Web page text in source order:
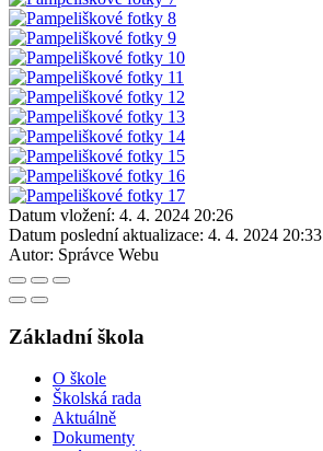
Datum vložení: 4. 4. 2024 20:26
Datum poslední aktualizace: 4. 4. 2024 20:33
Autor: Správce Webu
Základní škola
O škole
Školská rada
Aktuálně
Dokumenty